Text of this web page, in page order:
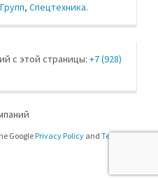
, Спецтехника.
с этой страницы: +7 (928)
Google Privacy Policy and Terms of